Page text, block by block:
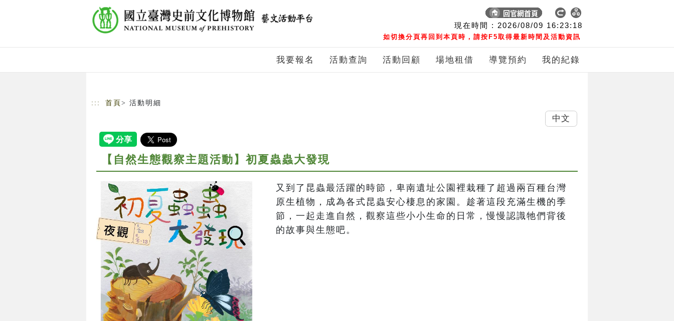
現在時間 : 2026/08/09 16:23:19
如切換分頁再回到本頁時，請按F5取得最新時間及活動資訊
我要報名 活動查詢 活動回顧 場地租借 導覽預約 我的紀錄
::: 首頁 > 活動明細
【自然生態觀察主題活動】初夏蟲蟲大發現
又到了昆蟲最活躍的時節，卑南遺址公園裡栽種了超過兩百種台灣
原生植物，成為各式昆蟲安心棲息的家園。趁著這段充滿生機的季
節，一起走進自然，觀察這些小小生命的日常，慢慢認識牠們背後
的故事與生態吧。